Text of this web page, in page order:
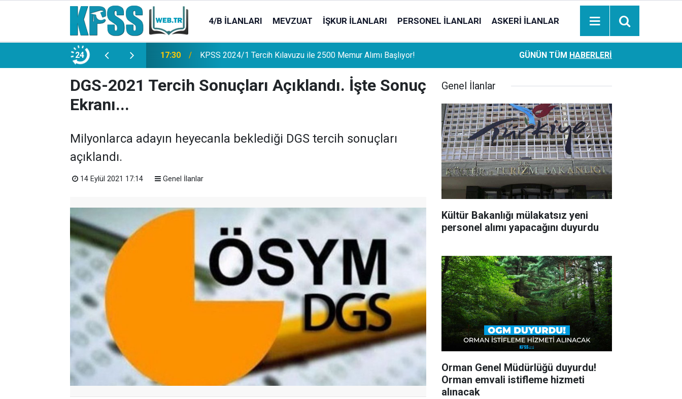
4/B İLANLARI MEVZUAT İŞKUR İLANLARI PERSONEL İLANLARI ASKERI İLANLAR
24
Memur Alımı Başlıyor! 21:20 TL Mevduat Sahipleri İçin Önemli Gelişme: Stopaj Oranları Artıyor!
Ziraat Bankası başvuran emeklilere hemen ödeme
hesaplara geçiyor
GÜNÜN TÜM HABERLERI
DGS-2021 Tercih Sonuçları Açıklandı. İşte Sonuç
Ekranı...
Milyonlarca adayın heyecanla beklediği DGS tercih sonuçları
açıklandı.
14 Eylül 2021 17:14 Genel İlanlar
Genel İlanlar
Kültür Bakanlığı mülakatsız yeni
personel alımı yapacağını duyurdu
Orman Genel Müdürlüğü duyurdu!
Orman emvali istifleme hizmeti
alınacak